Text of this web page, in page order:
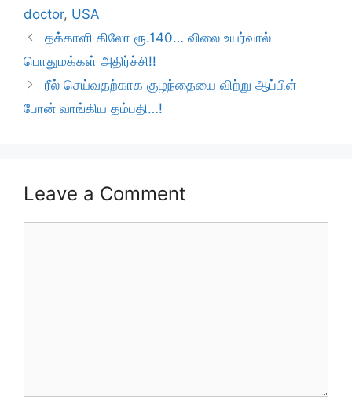
doctor, USA
தக்காளி கிலோ ரூ.140… விலை உயர்வால்
பொதுமக்கள் அதிர்ச்சி!!
ரீல் செய்வதற்காக குழந்தையை விற்று ஆப்பிள்
போன் வாங்கிய தம்பதி…!
Leave a Comment